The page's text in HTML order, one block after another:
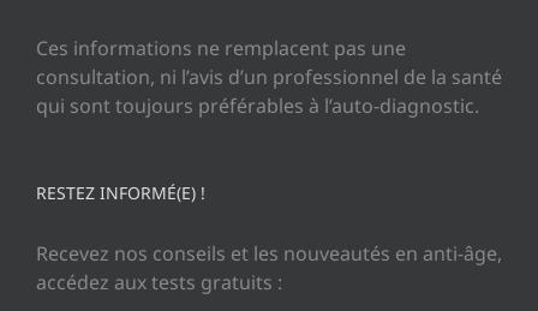
Ces informations ne remplacent pas une
consultation, ni l’avis d’un professionnel de la santé
qui sont toujours préférables à l’auto-diagnostic.
RESTEZ INFORMÉ(E) !
Recevez nos conseils et les nouveautés en anti-âge,
accédez aux tests gratuits :